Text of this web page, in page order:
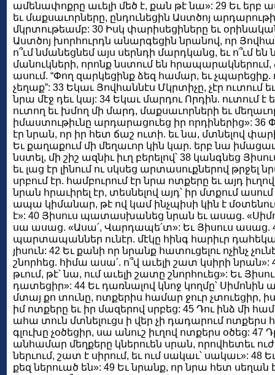
ամենափոքրը աւելի մեծ է, քան թէ նա»: 29 Եւ երբ
եւ մաքսաւորները, ընդունեցին Աստծոյ
մկրտութեամբ: 30 Իսկ փարիսեցիները եւ
Աստծոյ խորհուրդն անարգեցին նրանով, որ
ո՞ւմ նմանեցնեմ այս սերնդի մարդկանց, եւ ո՞ւմ
մանուկների, որոնք նստում են հրապարակներում,
ասում. “Փող զարկեցինք ձեզ համար, եւ չպարեցիք.
չեղաք”: 33 Եկաւ Յովհաննէս Մկրտիչը, չէր ուտում
նրա մէջ դեւ կայ: 34 Եկաւ մարդու Որդին. ուտում է
ուտող եւ խմող մի մարդ, մաքսաւորների եւ
իմաստութիւնը արդարացուեց իր որդիներից»: 36
էր նրան, որ իր հետ ճաշ ուտի. եւ նա, մտնելով
Եւ քաղաքում մի մեղաւոր կին կար. երբ նա
նստել, մի շիշ ազնիւ իւղ բերելով՝ 38 կանգնեց
եւ լաց էր լինում ու սկսեց արտասուքներով թրջել
սրբում էր. համբուրում էր նրա ոտքերը եւ այդ
նրան հրաւիրել էր, տեսնելով այդ՝ իր մտքում
ապա կիմանար, թէ ով կամ ինչպիսի կին է
է»: 40 Յիսուս պատասխանեց նրան եւ ասաց.
սա ասաց. «Ասա՛, Վարդապե՛տ»: Եւ Յիսուս ասաց.
պարտապաններ ունէր. մէկը հինգ հարիւր
յիսուն: 42 Եւ քանի որ նրանք հատուցելու ոչինչ
շնորհեց. հիմա ասա՛. ո՞վ աւելի շատ կսիրի
թւում, թէ՝ նա, ում աւելի շատը շնորհուեց»: Եւ
դատեցիր»: 44 Եւ դառնալով կնոջ կողմը՝ Սիմոնին
մտայ քո տունը, ոտքերիս համար ջուր չտուեցիր,
իմ ոտքերը եւ իր մազերով սրբեց: 45 Դու ինձ մի
ահա տուն մտնելուցս ի վեր չի դադարում ոտքերս
գլուխը չօծեցիր, սա անուշ իւղով ոտքերս օծեց:
անհամար մեղքերը կներուեն սրան, որովհետեւ
ներւում, շատ է սիրում, եւ ում սակաւ՝ սակաւ»: 48
քեզ ներուած են»: 49 Եւ նրանք, որ նրա հետ սեղան